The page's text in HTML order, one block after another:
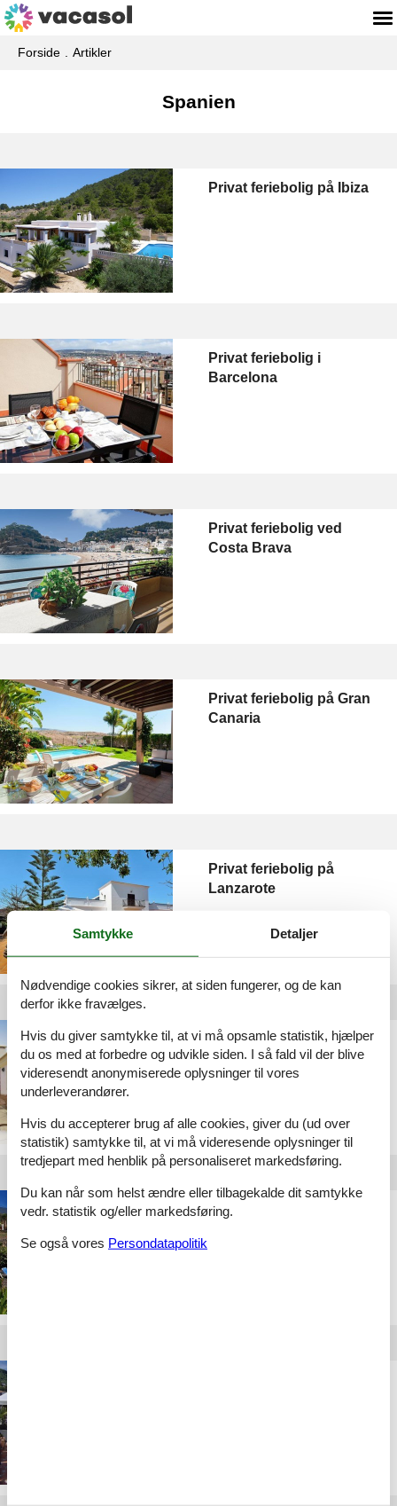
Forside Artikler
Spanien
Privat feriebolig på Ibiza
Privat feriebolig i
Barcelona
Privat feriebolig ved
Costa Brava
Privat feriebolig på Gran
Canaria
Privat feriebolig på
Lanzarote
Privat feriebolig på
Fuerteventura
Privat feriebolig på La
Samtykke Detaljer
Nødvendige cookies sikrer, at siden fungerer, og de kan
derfor ikke fravælges.
Hvis du giver samtykke til, at vi må opsamle statistik, hjælper
du os med at forbedre og udvikle siden. I så fald vil der blive
videresendt anonymiserede oplysninger til vores
underleverandører.
Hvis du accepterer brug af alle cookies, giver du (ud over
statistik) samtykke til, at vi må videresende oplysninger til
tredjepart med henblik på personaliseret markedsføring.
Du kan når som helst ændre eller tilbagekalde dit samtykke
vedr. statistik og/eller markedsføring.
Se også vores Persondatapolitik